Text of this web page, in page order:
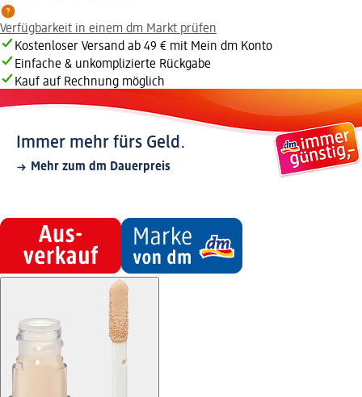
Verfügbarkeit in einem dm Markt prüfen
Kostenloser Versand ab 49 € mit Mein dm Konto
Einfache & unkomplizierte Rückgabe
Kauf auf Rechnung möglich
Immer mehr fürs Geld.
Mehr zum dm Dauerpreis